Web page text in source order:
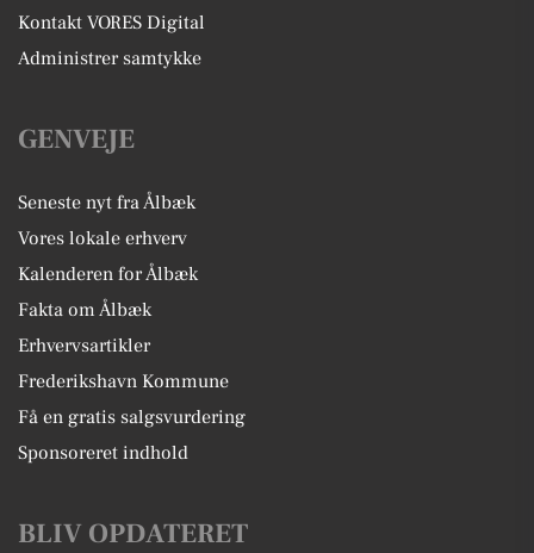
Kontakt VORES Digital
Administrer samtykke
GENVEJE
Seneste nyt fra Ålbæk
Vores lokale erhverv
Kalenderen for Ålbæk
Fakta om Ålbæk
Erhvervsartikler
Frederikshavn Kommune
Få en gratis salgsvurdering
Sponsoreret indhold
BLIV OPDATERET